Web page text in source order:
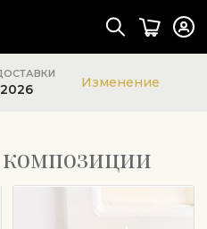
Изменение